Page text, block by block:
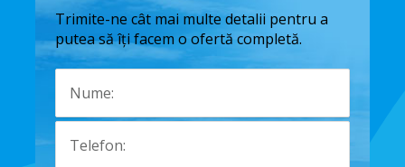
Trimite-ne cât mai multe detalii pentru a
putea să îți facem o ofertă completă.